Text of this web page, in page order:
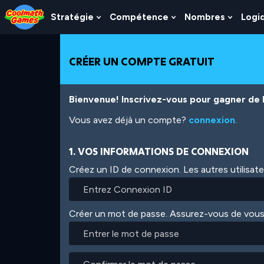
Skip
to
Top
Skip
to
Navigation
Skip
to
Main
Skip
to
Footer
Aller
au
contenu
Stratégie
Show
Submenu
Stratégie
Compétence
Show
Submenu
Compétence
Nombres
Show
CRÉER UN COMPTE GRATUIT
Bienvenue! Inscrivez-vous pour gagner
Vous avez déjà un compte? connexion.
1. VOS INFORMATIONS DE CONNEXION
Créez un ID de connexion. Les autres
Créer un mot de passe. Assurez-vous de
mot